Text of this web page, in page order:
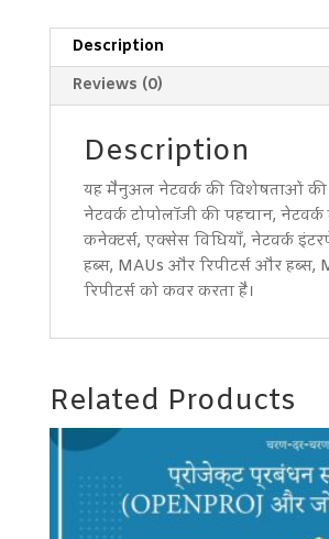
Description
Reviews (0)
Description
यह मैनुअल नेटवर्क की विशेषताओं की
नेटवर्क टोपोलॉजी की पहचान,
कनेक्टर्स, एक्सेस विधियाँ, नेटवर्क
हब्स, MAUs और रिपीटर्स और हब्स,
रिपीटर्स को कवर करता है।
Related Products